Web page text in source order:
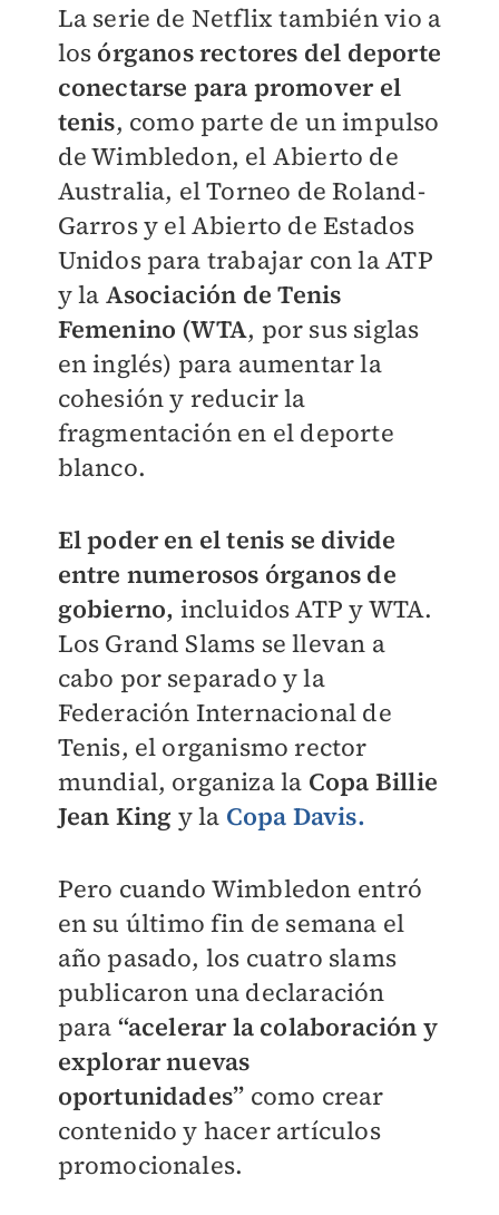
La serie de Netflix también vio a
los órganos rectores del deporte
conectarse para promover el
tenis, como parte de un impulso
de Wimbledon, el Abierto de
Australia, el Torneo de Roland-
Garros y el Abierto de Estados
Unidos para trabajar con la ATP
y la Asociación de Tenis
Femenino (WTA, por sus siglas
en inglés) para aumentar la
cohesión y reducir la
fragmentación en el deporte
blanco.
El poder en el tenis se divide
entre numerosos órganos de
gobierno, incluidos ATP y WTA.
Los Grand Slams se llevan a
cabo por separado y la
Federación Internacional de
Tenis, el organismo rector
mundial, organiza la Copa Billie
Jean King y la Copa Davis.
Pero cuando Wimbledon entró
en su último fin de semana el
año pasado, los cuatro slams
publicaron una declaración
para “acelerar la colaboración y
explorar nuevas
oportunidades” como crear
contenido y hacer artículos
promocionales.